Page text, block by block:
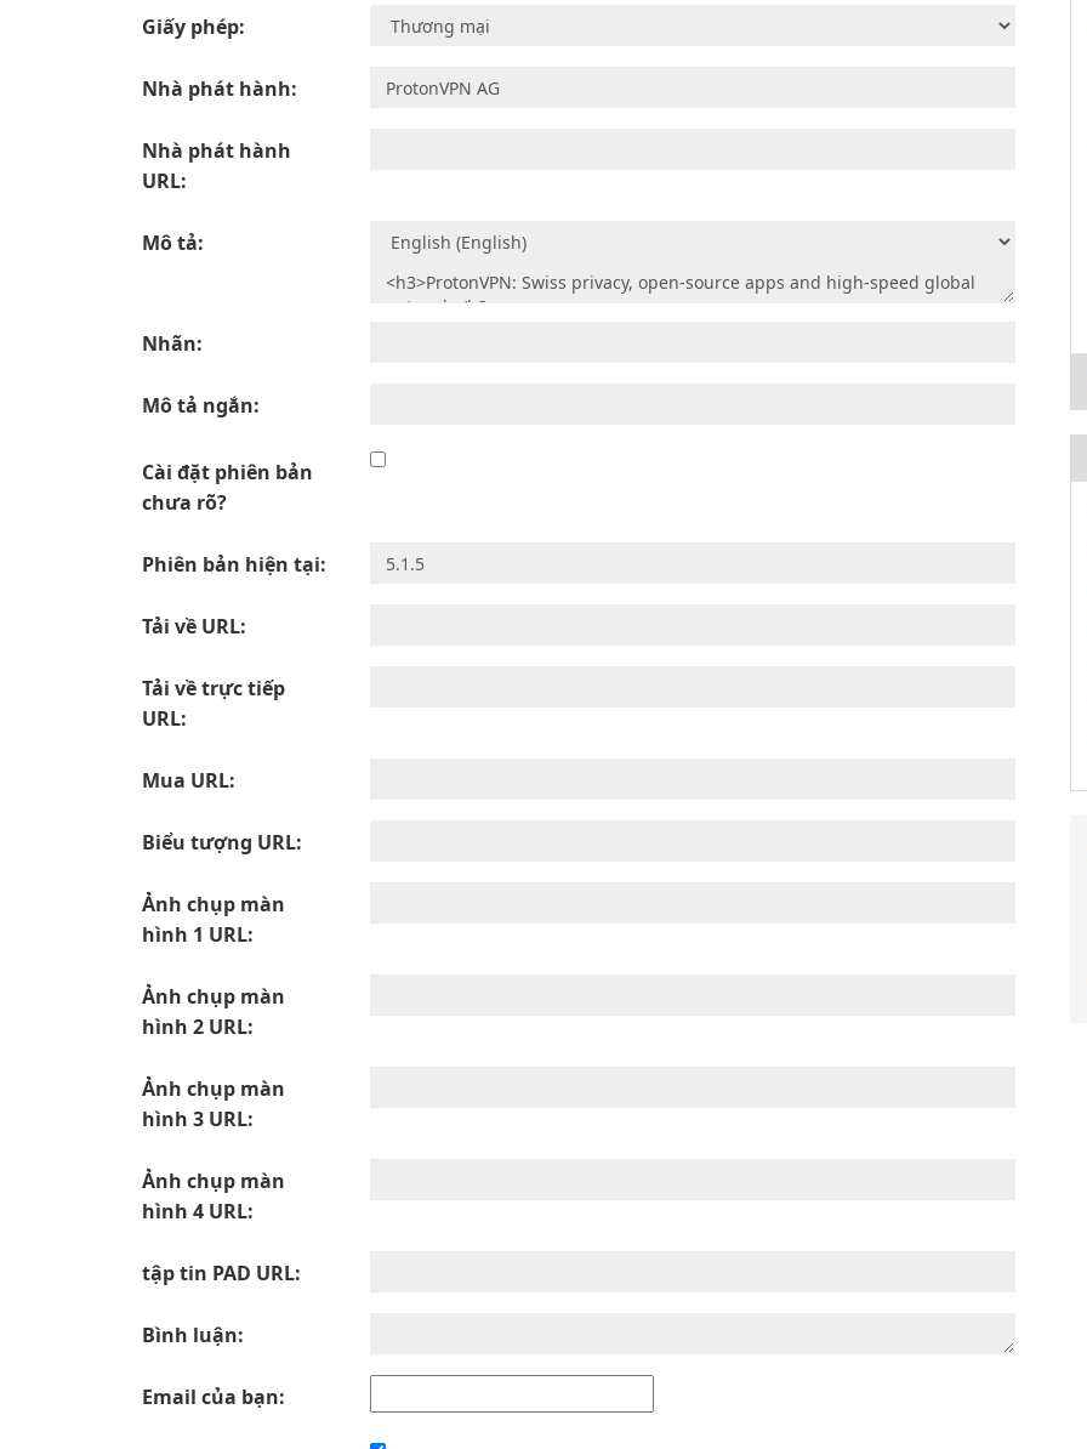
Giấy phép:
Nhà phát hành:
Nhà phát hành
URL:
Mô tả:
Nhãn:
Mô tả ngắn:
Cài đặt phiên bản
chưa rõ?
Phiên bản hiện tại:
Tải về URL:
Tải về trực tiếp
URL:
Mua URL:
Biểu tượng URL:
Ảnh chụp màn
hình 1 URL:
Ảnh chụp màn
hình 2 URL:
Ảnh chụp màn
hình 3 URL:
Ảnh chụp màn
hình 4 URL:
tập tin PAD URL:
Bình luận:
Email của bạn: